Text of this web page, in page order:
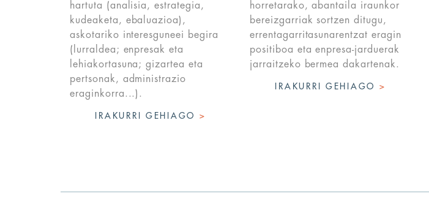
hartuta (analisia, estrategia,
kudeaketa, ebaluazioa),
askotariko interesguneei begira
(lurraldea; enpresak eta
lehiakortasuna; gizartea eta
pertsonak, administrazio
eraginkorra...).
IRAKURRI GEHIAGO >
horretarako, abantaila iraunkor
bereizgarriak sortzen ditugu,
errentagarritasunarentzat eragin
positiboa eta enpresa-jarduerak
jarraitzeko bermea dakartenak.
IRAKURRI GEHIAGO >